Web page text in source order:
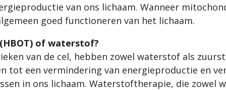
van ons lichaam. Wanneer
goed functioneren van het lichaam.
of waterstof?
van de cel, hebben zowel waterstof als
tot een vermindering van energieproductie en
in ons lichaam. Waterstoftherapie, die zowel